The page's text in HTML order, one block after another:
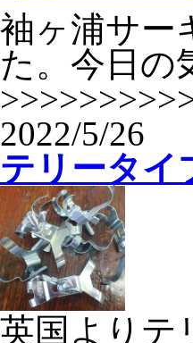
袖ヶ浦サー
た。今日の
2022/5/26
テリータイ
英国よりテ